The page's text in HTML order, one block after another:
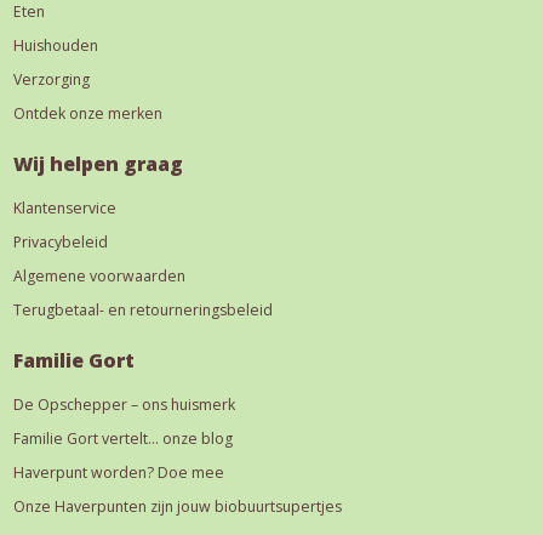
Eten
Huishouden
Verzorging
Ontdek onze merken
Wij helpen graag
Klantenservice
Privacybeleid
Algemene voorwaarden
Terugbetaal- en retourneringsbeleid
Familie Gort
De Opschepper – ons huismerk
Familie Gort vertelt… onze blog
Haverpunt worden? Doe mee
Onze Haverpunten zijn jouw biobuurtsupertjes